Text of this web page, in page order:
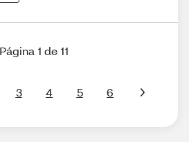
Página 1 de 11
3 4 5 6